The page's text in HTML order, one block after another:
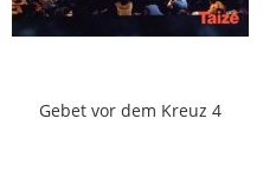
Gebet vor dem Kreuz 4